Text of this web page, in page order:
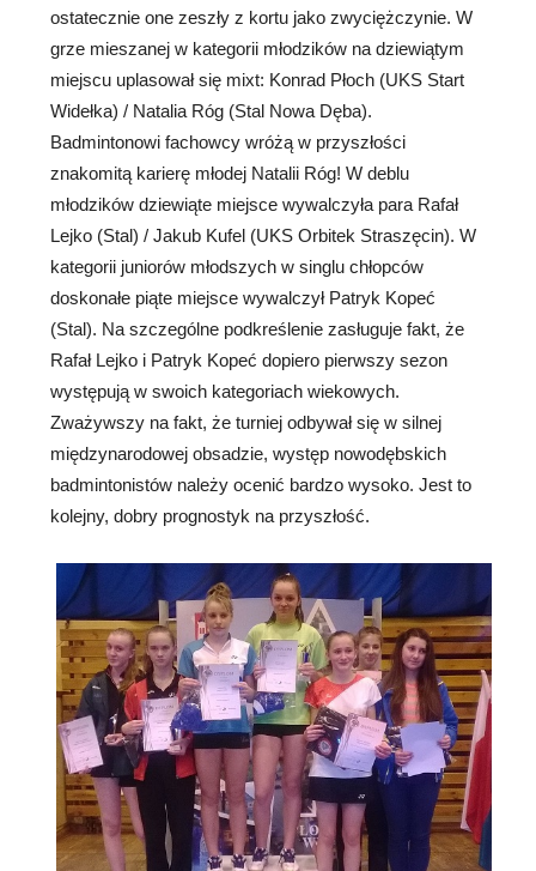
ostatecznie one zeszły z kortu jako zwyciężczynie. W
grze mieszanej w kategorii młodzików na dziewiątym
miejscu uplasował się mixt: Konrad Płoch (UKS Start
Widełka) / Natalia Róg (Stal Nowa Dęba).
Badmintonowi fachowcy wróżą w przyszłości
znakomitą karierę młodej Natalii Róg! W deblu
młodzików dziewiąte miejsce wywalczyła para Rafał
Lejko (Stal) / Jakub Kufel (UKS Orbitek Straszęcin). W
kategorii juniorów młodszych w singlu chłopców
doskonałe piąte miejsce wywalczył Patryk Kopeć
(Stal). Na szczególne podkreślenie zasługuje fakt, że
Rafał Lejko i Patryk Kopeć dopiero pierwszy sezon
występują w swoich kategoriach wiekowych.
Zważywszy na fakt, że turniej odbywał się w silnej
międzynarodowej obsadzie, występ nowodębskich
badmintonistów należy ocenić bardzo wysoko. Jest to
kolejny, dobry prognostyk na przyszłość.